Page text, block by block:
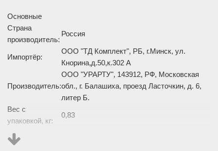
Основные
Страна
производитель:
Россия
Импортёр:
ООО "ТД Комплект", РБ, г.Минск, ул.
Кнорина,д.50,к.302 А
Производитель:
ООО "УРАРТУ", 143912, РФ, Московская
обл., г. Балашиха, проезд Ласточкин, д. 6,
литер Б.
Вес с
упаковкой, кг:
0,83
Изображение товара и комплектация могут отличаться.